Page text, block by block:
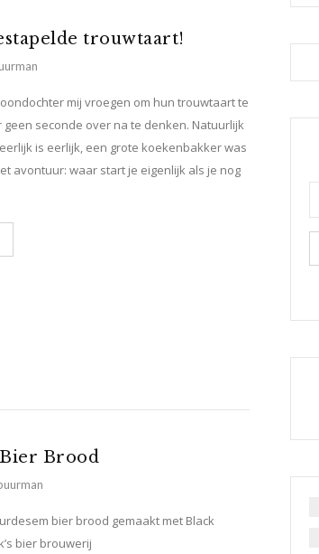
trouwtaart!
mij vroegen om hun trouwtaart te
seconde over na te denken. Natuurlijk
is eerlijk, een grote koekenbakker was
avontuur: waar start je eigenlijk als je nog
Brood
bier brood gemaakt met Black
bier brouwerij